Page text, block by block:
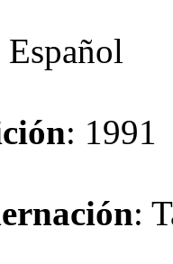
Español
: 1991
: